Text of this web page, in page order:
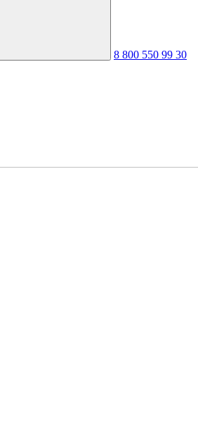
8 800 550 99 30